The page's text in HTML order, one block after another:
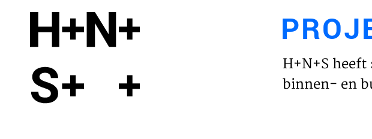
H+N+S
binnen- en